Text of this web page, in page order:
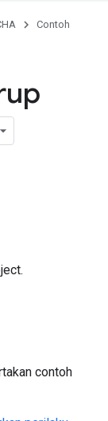
Contoh
contoh